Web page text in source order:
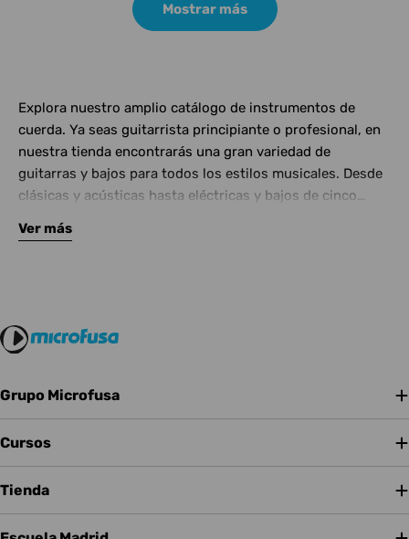
Mostrar más
Explora nuestro amplio catálogo de instrumentos de
cuerda. Ya seas guitarrista principiante o profesional, en
nuestra tienda encontrarás una gran variedad de
guitarras y bajos para todos los estilos musicales. Desde
clásicas y acústicas hasta eléctricas y bajos de cinco
Complementa tu instrumento con amplificadores de
Ver más
Grupo Microfusa
Cursos
Tienda